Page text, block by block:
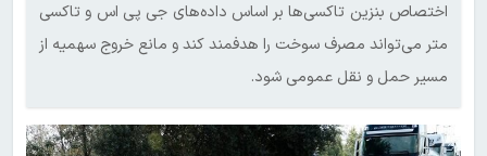
اختصاص بنزین تاکسی‌ها بر اساس داده‌های جی پی اس و تاکسی
متر می‌تواند مصرف سوخت را هدفمند کند و مانع خروج سهمیه از
مسیر حمل و نقل عمومی شود.